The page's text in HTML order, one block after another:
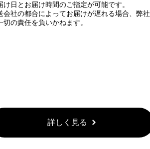
け日とお届け時間のご指定が可能です。
会社の都合によってお届けが遅れる場合、弊社
切の責任を負いかねます。
詳しく見る